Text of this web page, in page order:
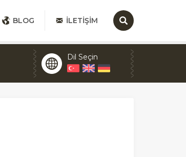
BLOG İLETIŞIM
Dil Seçin